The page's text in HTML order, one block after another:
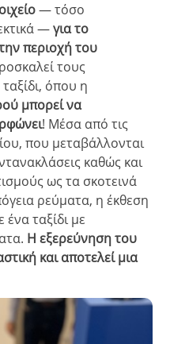
— τόσο
—για το
περιοχή του
τους
όπου η
μπορεί να
! Μέσα από τις
που μεταβάλλονται
καθώς και
ως τα σκοτεινά
ρεύματα, η έκθεση
ταξίδι με
Η εξερεύνηση του
και αποτελεί μια